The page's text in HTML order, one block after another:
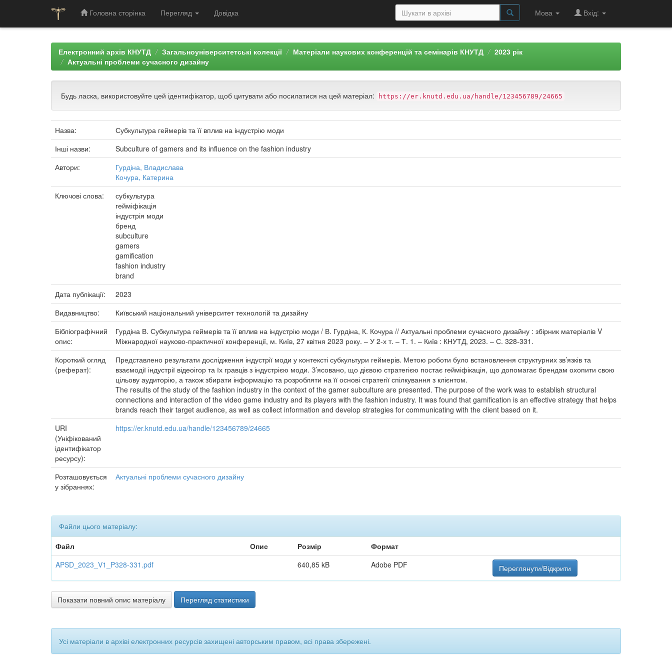
Головна сторінка Перегляд Довідка Мова Вхід:
Електронний архів КНУТД Загальноуніверситетські колекції Матеріали наукових конференцій та семінарів КНУТД
2023 рік
Актуальні проблеми сучасного дизайну
Будь ласка, використовуйте цей ідентифікатор, щоб цитувати або посилатися на цей матеріал: https://er.knutd.edu.ua/handle/123456789/24665
Назва:
Субкультура геймерів та її вплив на індустрію моди
Інші назви:
Subculture of gamers and its influence on the fashion industry
Автори:
Гурдіна, Владислава
Кочура, Катерина
Ключові слова:
субкультура
гейміфікація
індустрія моди
бренд
subculture
gamers
gamification
fashion industry
brand
Дата публікації:
2023
Видавництво:
Київський національний університет технологій та дизайну
Бібліографічний
опис:
Гурдіна В. Субкультура геймерів та її вплив на індустрію моди / В. Гурдіна, К. Кочура // Актуальні проблеми сучасного дизайну : збірник матеріалів V
Міжнародної науково-практичної конференції, м. Київ, 27 квітня 2023 року. – У 2-х т. – Т. 1. – Київ : КНУТД, 2023. – С. 328-331.
Короткий огляд
(реферат):
Представлено результати дослідження індустрії моди у контексті субкультури геймерів. Метою роботи було встановлення структурних зв’язків та
взаємодії індустрії відеоігор та їх гравців з індустрією моди. З’ясовано, що дієвою стратегією постає гейміфікація, що допомагає брендам охопити свою
цільову аудиторію, а також збирати інформацію та розробляти на її основі стратегії спілкування з клієнтом.
The results of the study of the fashion industry in the context of the gamer subculture are presented. The purpose of the work was to establish structural
connections and interaction of the video game industry and its players with the fashion industry. It was found that gamification is an effective strategy that helps
brands reach their target audience, as well as collect information and develop strategies for communicating with the client based on it.
URI
(Уніфікований
ідентифікатор
ресурсу):
https://er.knutd.edu.ua/handle/123456789/24665
Розташовується
у зібраннях:
Актуальні проблеми сучасного дизайну
Файли цього матеріалу:
Файл
Опис Розмір
Формат
APSD_2023_V1_P328-331.pdf
640,85 kB Adobe PDF Переглянути/Відкрити
Показати повний опис матеріалу Перегляд статистики
Усі матеріали в архіві електронних ресурсів захищені авторським правом, всі права збережені.